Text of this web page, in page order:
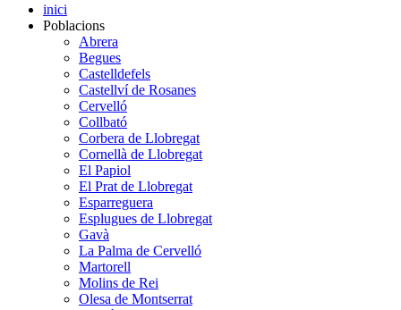
inici
Poblacions
Abrera
Begues
Castelldefels
Castellví de Rosanes
Cervelló
Collbató
Corbera de Llobregat
Cornellà de Llobregat
El Papiol
El Prat de Llobregat
Esparreguera
Esplugues de Llobregat
Gavà
La Palma de Cervelló
Martorell
Molins de Rei
Olesa de Montserrat